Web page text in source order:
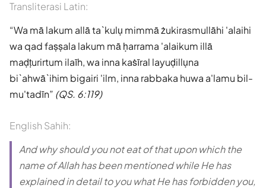
Transliterasi Latin:
Wa mā lakum allā ta`kulụ mimmā żukirasmullāhi 'alaihi
wa qad faṣṣala lakum mā ḥarrama 'alaikum illā
maḍṭurirtum ilaīh, wa inna kaṡīral layuḍillụna
bi`ahwā`ihim bigairi 'ilm, inna rabbaka huwa a'lamu bil-
mu'tadīn (QS. 6:119)
English Sahih:
And why should you not eat of that upon which the
name of Allah has been mentioned while He has
explained in detail to you what He has forbidden you,